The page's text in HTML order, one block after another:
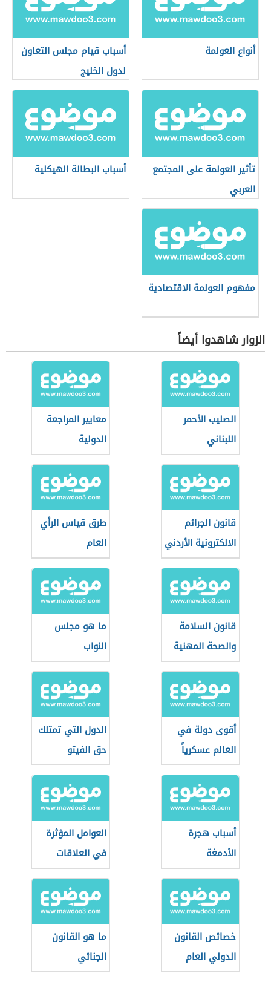
أنواع العولمة
أسباب قيام مجلس التعاون
لدول الخليج
تأثير العولمة على المجتمع
العربي
أسباب البطالة الهيكلية
مفهوم العولمة الاقتصادية
الزوار شاهدوا أيضاً
الصليب الأحمر
اللبناني
معايير المراجعة
الدولية
قانون الجرائم
الالكترونية الأردني
طرق قياس الرأي
العام
قانون السلامة
والصحة المهنية
الأردني
ما هو مجلس
النواب
أقوى دولة في
العالم عسكرياً
الدول التي تمتلك
حق الفيتو
أسباب هجرة
الأدمغة
العوامل المؤثرة
في العلاقات
الدولية
خصائص القانون
الدولي العام
ما هو القانون
الجنائي